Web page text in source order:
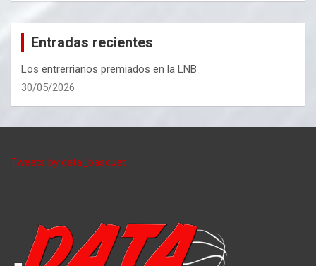
Entradas recientes
Los entrerrianos premiados en la LNB
30/05/2026
Tweets by data_basquet